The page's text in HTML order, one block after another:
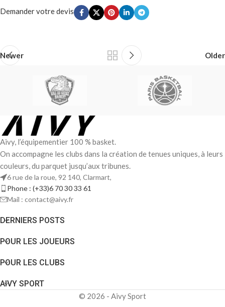
Demander votre devis
Newer Older
Aivy, l’équipementier 100 % basket.
On accompagne les clubs dans la création de tenues uniques, à leurs
couleurs, du parquet jusqu’aux tribunes.
6 rue de la roue, 92 140, Clarmart,
Phone : (+33)6 70 30 33 61
Mail : contact@aivy.fr
DERNIERS POSTS
POUR LES JOUEURS
POUR LES CLUBS
AIVY SPORT
© 2026 - Aivy Sport